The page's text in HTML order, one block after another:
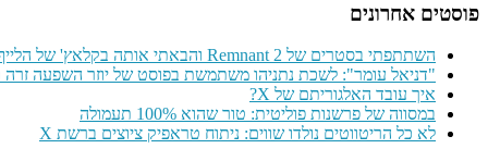
פוסטים אחרונים
השתתפתי בסטרים של Remnant 2 והבאתי אותה בקלאץ' של הלייף
"דניאל עומר": לשכת נתניהו משתמשת בפוסט של יוזר השפעה זרה
איך עובד האלגוריתם של X?
במסווה של פרשנות פוליטית: טור שהוא 100% תעמולה
לא כל הריטווטים נולדו שווים: ניתוח טראפיק ציוצים ברשת X